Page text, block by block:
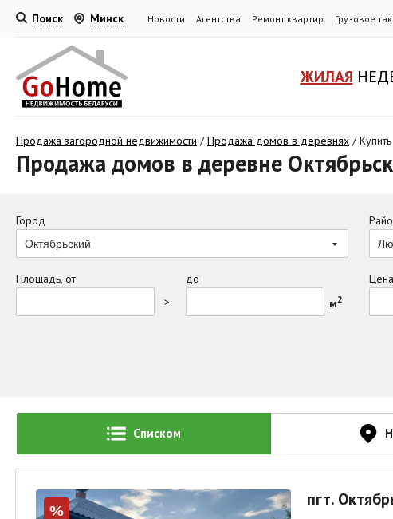
Поиск Минск Новости Агентства Ремонт квартир Грузовое
ЖИЛАЯ
Продажа загородной недвижимости /Продажа домов в деревнях /
Продажа домов в деревне
Город
Октябрьский
Площадь, от
>
до
м2
Списком
%
пгт.